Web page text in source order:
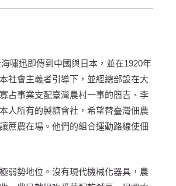
嘯迅即傳到中國與日本，並在1920年
社會主義者引導下，並經總部設在大
占事業支配臺灣農村一事的簡吉、李
人所有的製糖會社，希望替臺灣佃農
蔗農在場。他們的組合運動路線使佃
弱勢地位。沒有現代機械化器具，農